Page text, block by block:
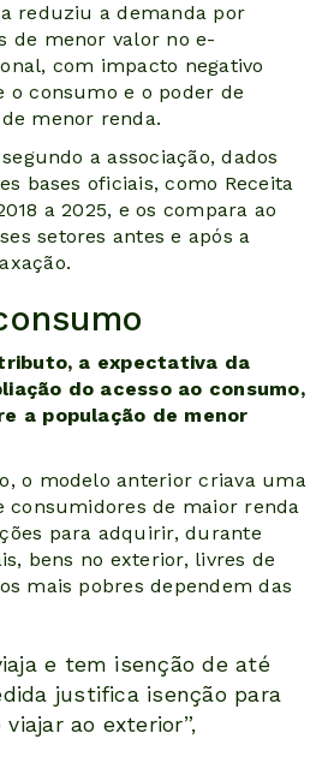
reduziu a demanda por
de menor valor no e-
com impacto negativo
o consumo e o poder de
menor renda.
a associação, dados
bases oficiais, como Receita
a 2025, e os compara ao
setores antes e após a
a expectativa da
do acesso ao consumo,
a população de menor
o modelo anterior criava uma
consumidores de maior renda
para adquirir, durante
bens no exterior, livres de
mais pobres dependem das
e tem isenção de até
justifica isenção para
ao exterior”,